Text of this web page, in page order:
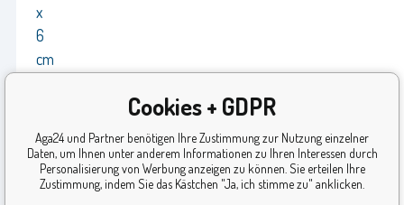
x
6
cm
Garantie:
24
Monate
Cookies + GDPR
Aga24 und Partner benötigen Ihre Zustimmung zur Nutzung einzelner
Daten, um Ihnen unter anderem Informationen zu Ihren Interessen durch
Personalisierung von Werbung anzeigen zu können. Sie erteilen Ihre
Zustimmung, indem Sie das Kästchen "Ja, ich stimme zu" anklicken.